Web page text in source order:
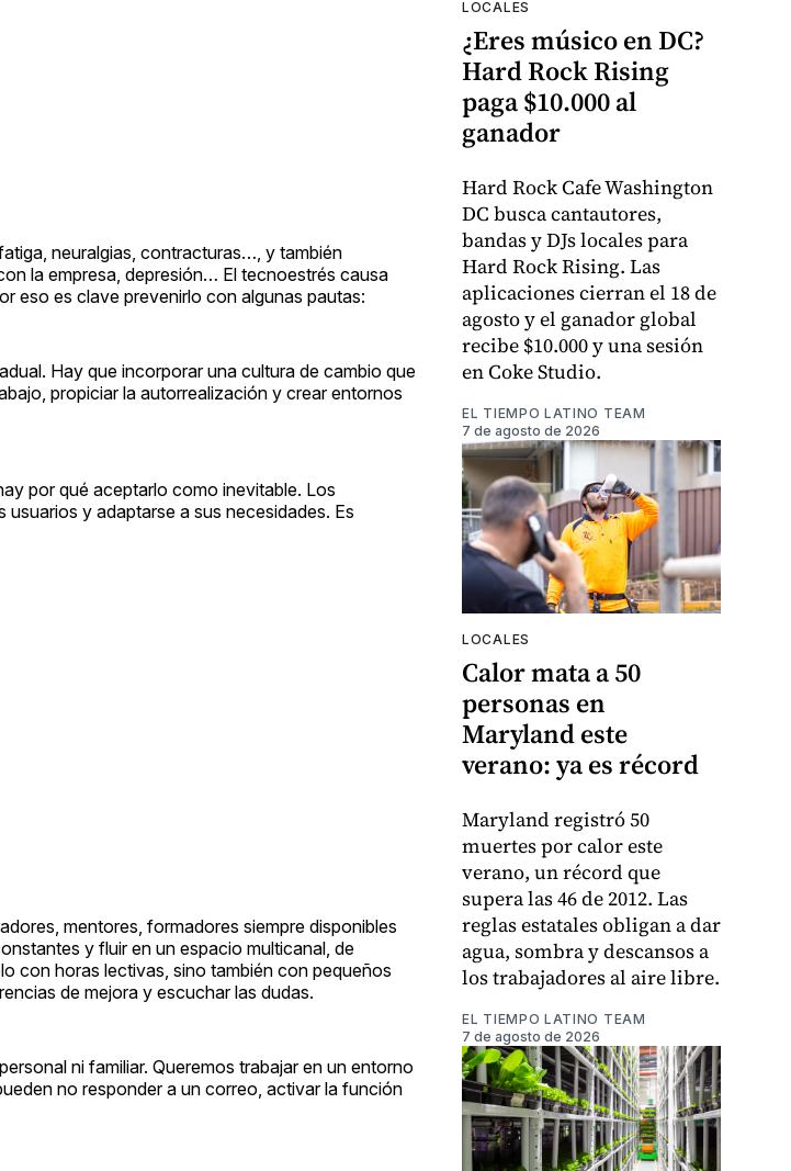
neuralgias, contracturas…, y también
la empresa, depresión… El tecnoestrés causa
eso es clave prevenirlo con algunas pautas:
Hay que incorporar una cultura de cambio que
propiciar la autorrealización y crear entornos
por qué aceptarlo como inevitable. Los
y adaptarse a sus necesidades. Es
mentores, formadores siempre disponibles
y fluir en un espacio multicanal, de
con horas lectivas, sino también con pequeños
de mejora y escuchar las dudas.
ni familiar. Queremos trabajar en un entorno
no responder a un correo, activar la función
LOCALES
¿Eres músico en DC?
Hard Rock Rising
paga $10.000 al
ganador
Hard Rock Cafe Washington
DC busca cantautores,
bandas y DJs locales para
Hard Rock Rising. Las
aplicaciones cierran el 18 de
agosto y el ganador global
recibe $10.000 y una sesión
en Coke Studio.
EL TIEMPO LATINO TEAM
7 de agosto de 2026
LOCALES
Calor mata a 50
personas en
Maryland este
verano: ya es récord
Maryland registró 50
muertes por calor este
verano, un récord que
supera las 46 de 2012. Las
reglas estatales obligan a dar
agua, sombra y descansos a
los trabajadores al aire libre.
EL TIEMPO LATINO TEAM
7 de agosto de 2026